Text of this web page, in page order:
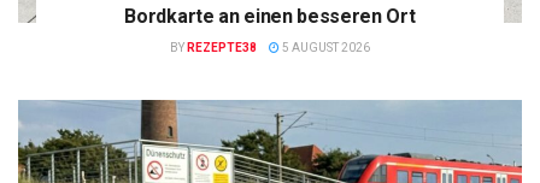
Bordkarte an einen besseren Ort
BY REZEPTE38 5 AUGUST 2026